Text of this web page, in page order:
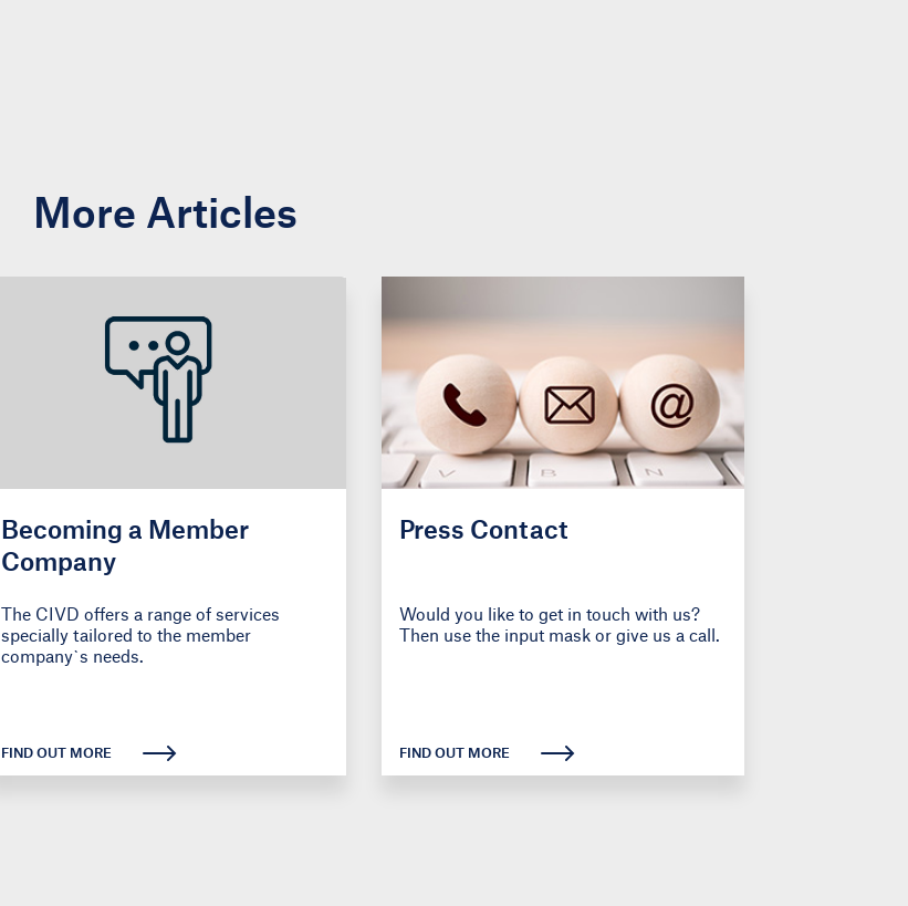
More Articles
Becoming a Member
Company
The CIVD offers a range of services
specially tailored to the member
company`s needs.
FIND OUT MORE
Press Contact
Would you like to get in touch with us?
Then use the input mask or give us a call.
FIND OUT MORE